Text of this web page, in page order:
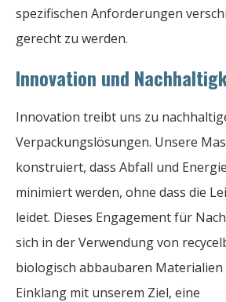
spezifischen Anforderungen
gerecht zu werden.
Innovation und
Innovation treibt uns zu
Verpackungslösungen. Unsere
konstruiert, dass Abfall und
minimiert werden, ohne dass die
leidet. Dieses Engagement für
sich in der Verwendung von
biologisch abbaubaren
Einklang mit unserem Ziel, eine